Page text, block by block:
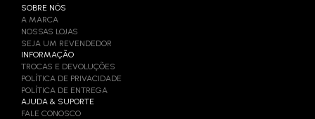
SOBRE NÓS
A MARCA
NOSSAS LOJAS
SEJA UM REVENDEDOR
INFORMAÇÃO
TROCAS E DEVOLUÇÕES
POLÍTICA DE PRIVACIDADE
POLÍTICA DE ENTREGA
AJUDA & SUPORTE
FALE CONOSCO